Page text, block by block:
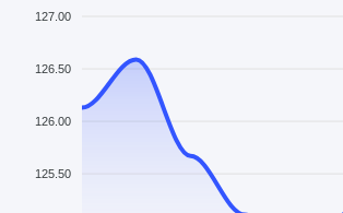
127.00
126.50
126.00
125.50